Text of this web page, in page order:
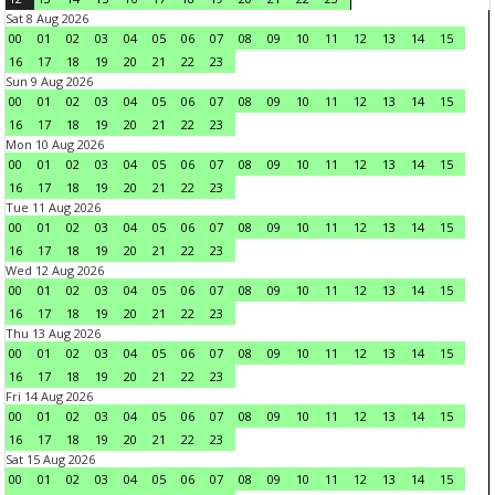
Sat 8 Aug 2026
00
01 02 03 04 05 06 07 08 09 10 11 12 13 14
15
16
17 18 19 20 21 22
23
Sun 9 Aug 2026
00
01 02 03 04 05 06 07 08 09 10 11 12 13 14
15
16
17 18 19 20 21 22
23
Mon 10 Aug 2026
00
01 02 03 04 05 06 07 08 09 10 11 12 13 14
15
16
17 18 19 20 21 22
23
Tue 11 Aug 2026
00
01 02 03 04 05 06 07 08 09 10 11 12 13 14
15
16
17 18 19 20 21 22
23
Wed 12 Aug 2026
00
01 02 03 04 05 06 07 08 09 10 11 12 13 14
15
16
17 18 19 20 21 22
23
Thu 13 Aug 2026
00
01 02 03 04 05 06 07 08 09 10 11 12 13 14
15
16
17 18 19 20 21 22
23
Fri 14 Aug 2026
00
01 02 03 04 05 06 07 08 09 10 11 12 13 14
15
16
17 18 19 20 21 22
23
Sat 15 Aug 2026
00
01 02 03 04 05 06 07 08 09 10 11 12 13 14
15